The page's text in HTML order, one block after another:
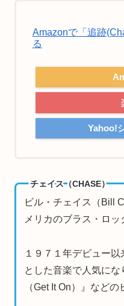
Amazonで「追跡
る
Yahoo!
チェイス（CHASE）
ビル・チェイス（Bill
メリカのブラス・ロッ
１９７１年デビュー
とした音楽で人気に
（Get It On）』などの